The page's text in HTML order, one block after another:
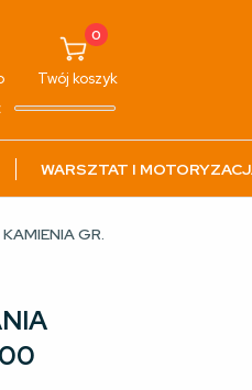
0
Twój koszyk
WARSZTAT I
GR.